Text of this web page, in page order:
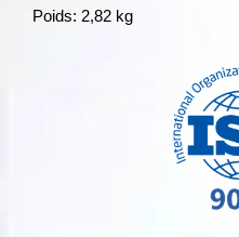
Poids: 2,82 kg